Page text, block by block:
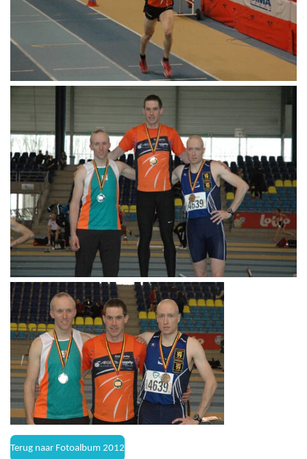
Terug naar Fotoalbum 2012